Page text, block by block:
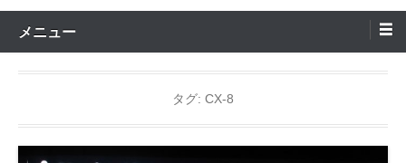
キ
メニュー
タグ: CX-8